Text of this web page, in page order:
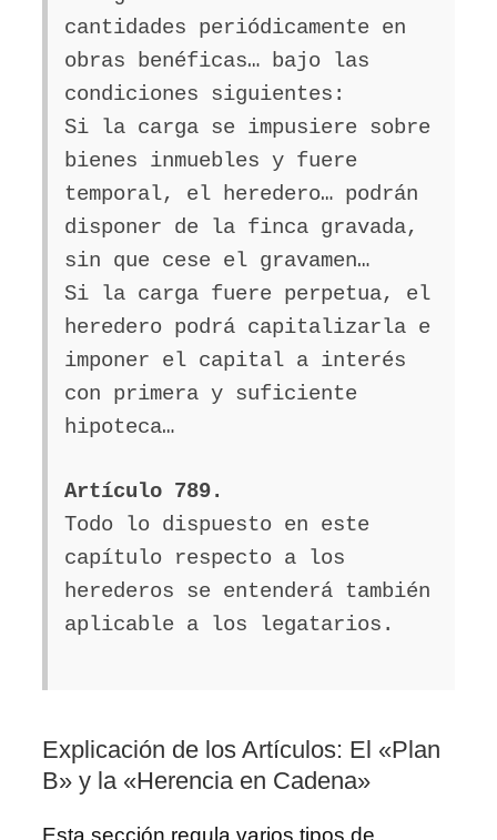
cantidades periódicamente en
obras benéficas… bajo las
condiciones siguientes:
Si la carga se impusiere sobre
bienes inmuebles y fuere
temporal, el heredero… podrán
disponer de la finca gravada,
sin que cese el gravamen…
Si la carga fuere perpetua, el
heredero podrá capitalizarla e
imponer el capital a interés
con primera y suficiente
hipoteca…
Artículo 789.
Todo lo dispuesto en este
capítulo respecto a los
herederos se entenderá también
aplicable a los legatarios.
Explicación de los Artículos: El «Plan
B» y la «Herencia en Cadena»
Esta sección regula varios tipos de